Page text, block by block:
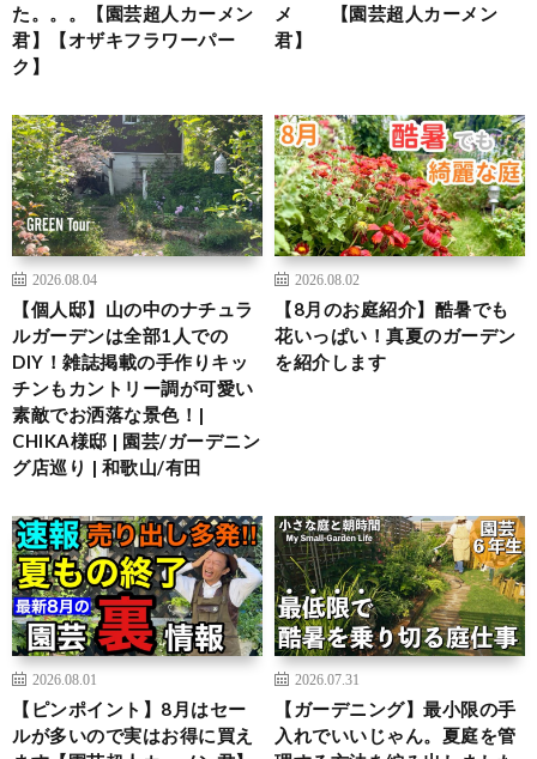
た。。。【園芸超人カーメン
君】【オザキフラワーパー
ク】
メ 【園芸超人カーメン
君】
2026.08.04
【個人邸】山の中のナチュラ
ルガーデンは全部1人での
DIY！雑誌掲載の手作りキッ
チンもカントリー調が可愛い
素敵でお洒落な景色！|
CHIKA様邸 | 園芸/ガーデニン
グ店巡り | 和歌山/有田
2026.08.02
【8月のお庭紹介】酷暑でも
花いっぱい！真夏のガーデン
を紹介します
2026.08.01
【ピンポイント】8月はセー
ルが多いので実はお得に買え
2026.07.31
【ガーデニング】最小限の手
入れでいいじゃん。夏庭を管